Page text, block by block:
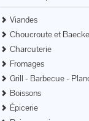
Viandes
Choucroute et
Charcuterie
Fromages
Grill - Barbecue -
Boissons
Épicerie